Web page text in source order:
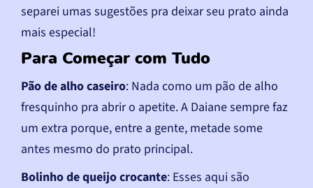
separei umas sugestões pra deixar seu prato ainda
mais especial!
Para Começar com Tudo
Pão de alho caseiro: Nada como um pão de alho
fresquinho pra abrir o apetite. A Daiane sempre faz
um extra porque, entre a gente, metade some
antes mesmo do prato principal.
Bolinho de queijo crocante: Esses aqui são